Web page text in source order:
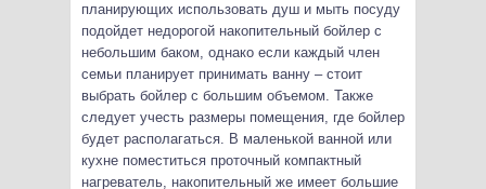
планирующих использовать душ и мыть посуду
подойдет недорогой накопительный бойлер с
небольшим баком, однако если каждый член
семьи планирует принимать ванну – стоит
выбрать бойлер с большим объемом. Также
следует учесть размеры помещения, где бойлер
будет располагаться. В маленькой ванной или
кухне поместиться проточный компактный
нагреватель, накопительный же имеет большие